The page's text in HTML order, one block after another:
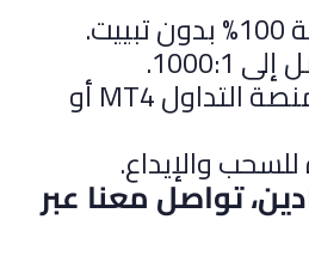
– إمكانية اختيار منصة التداول MT4 أو
والإيداع.
تواصل معنا عبر